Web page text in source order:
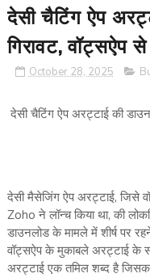
देसी चैटिंग ऐप
गिरावट, वॉट्सऐप
October 28, 2025
देसी चैटिंग ऐप अरट्टाई की
देसी मैसेजिंग ऐप अरट्टाई, जिसे
Zoho ने लॉन्च किया था, की
डाउनलोड के मामले में शीर्ष पर
वॉट्सऐप के मुकाबले अरट्टाई के
अरट्टाई एक तमिल शब्द है